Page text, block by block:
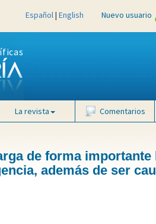
Español| English Nuevo usuario
La revista Comentarios
de forma importante
además de ser